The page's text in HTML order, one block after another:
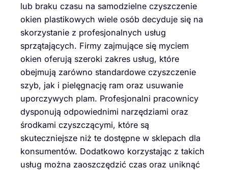
lub braku czasu na samodzielne czyszczenie
okien plastikowych wiele osób decyduje się na
skorzystanie z profesjonalnych usług
sprzątających. Firmy zajmujące się myciem
okien oferują szeroki zakres usług, które
obejmują zarówno standardowe czyszczenie
szyb, jak i pielęgnację ram oraz usuwanie
uporczywych plam. Profesjonalni pracownicy
dysponują odpowiednimi narzędziami oraz
środkami czyszczącymi, które są
skuteczniejsze niż te dostępne w sklepach dla
konsumentów. Dodatkowo korzystając z takich
usług można zaoszczędzić czas oraz uniknąć